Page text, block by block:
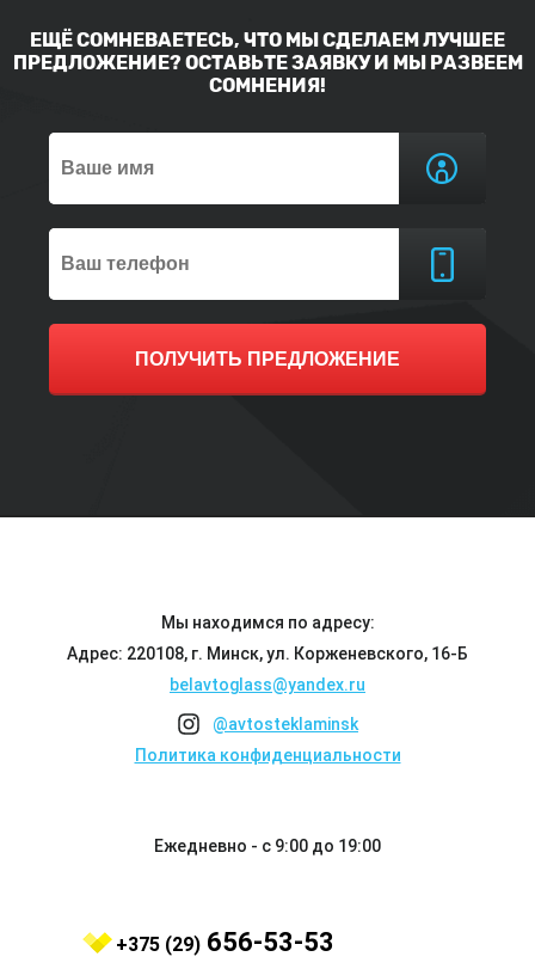
ЕЩЁ СОМНЕВАЕТЕСЬ, ЧТО МЫ СДЕЛАЕМ ЛУЧШЕЕ
ПРЕДЛОЖЕНИЕ? ОСТАВЬТЕ ЗАЯВКУ И МЫ РАЗВЕЕМ
СОМНЕНИЯ!
ПОЛУЧИТЬ ПРЕДЛОЖЕНИЕ
Мы находимся по адресу:
Адрес: 220108, г. Минск, ул. Корженевского, 16-Б
belavtoglass@yandex.ru
@avtosteklaminsk
Политика конфиденциальности
Ежедневно - с 9:00 до 19:00
+375 (29) 656-53-53